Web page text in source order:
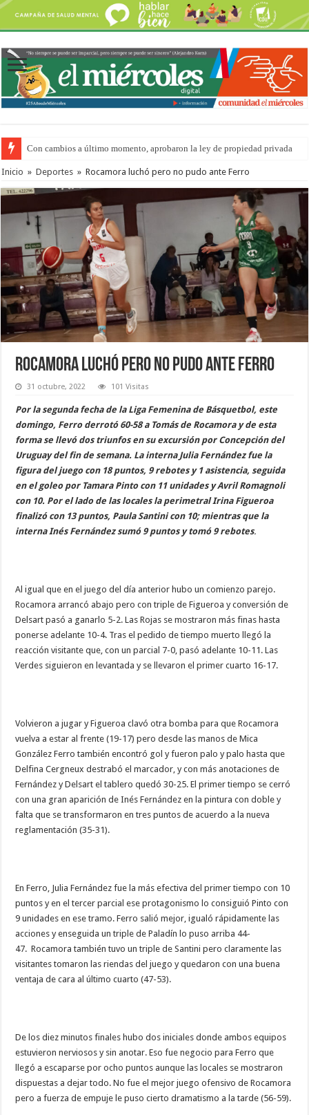
Con cambios a último momento, aprobaron la ley de propiedad privada
Inicio » Deportes » Rocamora luchó pero no pudo ante Ferro
Rocamora luchó pero no pudo ante Ferro
31 octubre, 2022 101 Visitas
Por la segunda fecha de la Liga Femenina de Básquetbol, este
domingo, Ferro derrotó 60-58 a Tomás de Rocamora y de esta
forma se llevó dos triunfos en su excursión por Concepción del
Uruguay del fin de semana. La interna Julia Fernández fue la
figura del juego con 18 puntos, 9 rebotes y 1 asistencia, seguida
en el goleo por Tamara Pinto con 11 unidades y Avril Romagnoli
con 10. Por el lado de las locales la perimetral Irina Figueroa
finalizó con 13 puntos, Paula Santini con 10; mientras que la
interna Inés Fernández sumó 9 puntos y tomó 9 rebotes.
Al igual que en el juego del día anterior hubo un comienzo parejo.
Rocamora arrancó abajo pero con triple de Figueroa y conversión de
Delsart pasó a ganarlo 5-2. Las Rojas se mostraron más finas hasta
ponerse adelante 10-4. Tras el pedido de tiempo muerto llegó la
reacción visitante que, con un parcial 7-0, pasó adelante 10-11. Las
Verdes siguieron en levantada y se llevaron el primer cuarto 16-17.
Volvieron a jugar y Figueroa clavó otra bomba para que Rocamora
vuelva a estar al frente (19-17) pero desde las manos de Mica
González Ferro también encontró gol y fueron palo y palo hasta que
Delfina Cergneux destrabó el marcador, y con más anotaciones de
Fernández y Delsart el tablero quedó 30-25. El primer tiempo se cerró
con una gran aparición de Inés Fernández en la pintura con doble y
falta que se transformaron en tres puntos de acuerdo a la nueva
reglamentación (35-31).
En Ferro, Julia Fernández fue la más efectiva del primer tiempo con 10
puntos y en el tercer parcial ese protagonismo lo consiguió Pinto con
9 unidades en ese tramo. Ferro salió mejor, igualó rápidamente las
acciones y enseguida un triple de Paladín lo puso arriba 44-
47. Rocamora también tuvo un triple de Santini pero claramente las
visitantes tomaron las riendas del juego y quedaron con una buena
ventaja de cara al último cuarto (47-53).
De los diez minutos finales hubo dos iniciales donde ambos equipos
estuvieron nerviosos y sin anotar. Eso fue negocio para Ferro que
llegó a escaparse por ocho puntos aunque las locales se mostraron
dispuestas a dejar todo. No fue el mejor juego ofensivo de Rocamora
pero a fuerza de empuje le puso cierto dramatismo a la tarde (56-59).